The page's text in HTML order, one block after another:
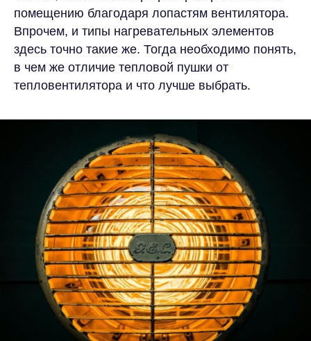
помещению благодаря лопастям вентилятора.
Впрочем, и типы нагревательных элементов
здесь точно такие же. Тогда необходимо понять,
в чем же отличие тепловой пушки от
тепловентилятора и что лучше выбрать.